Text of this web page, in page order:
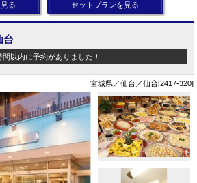
る
セットプランを見る
台
間以内に予約がありました！
宮城県／仙台／仙台[2417-320]